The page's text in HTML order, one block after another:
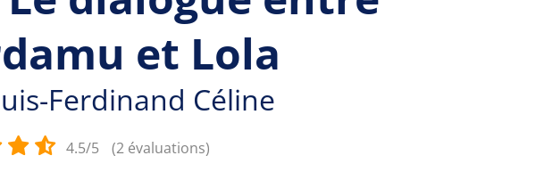
et Lola
Ferdinand Céline
4.5/5 (2 évaluations)